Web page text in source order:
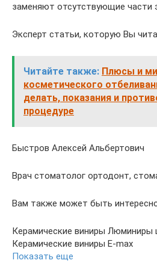
заменяют отсутствующие части
Эксперт статьи, которую Вы
Читайте также: Плюсы и
косметического
делать, показания и
процедуре
Быстров Алексей Альбертович
Врач стоматолог ортодонт,
Вам также может быть
Керамические виниры Люминиры
Керамические виниры E-max
Показать еще